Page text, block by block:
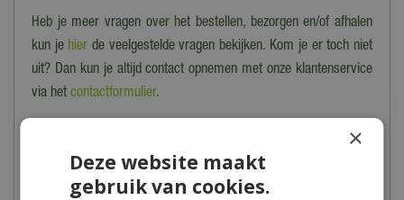
Heb je meer vragen over het bestellen, bezorgen en/of afhalen
kun je hier de veelgestelde vragen bekijken. Kom je er toch niet
uit? Dan kun je altijd contact opnemen met onze klantenservice
via het contactformulier.
tuinbanken, ligbanken, parasols, parasolvoeten, tuinmeubel
×
Deze website maakt
gebruik van cookies.